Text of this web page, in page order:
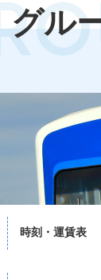
グル
時刻・運賃表